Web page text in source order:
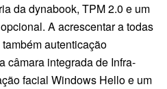
da dynabook, TPM 2.0 e um
A acrescentar a todas
autenticação
câmara integrada de Infra-
facial Windows Hello e um